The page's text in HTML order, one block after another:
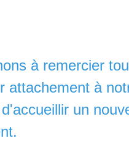
à remercier
à
un